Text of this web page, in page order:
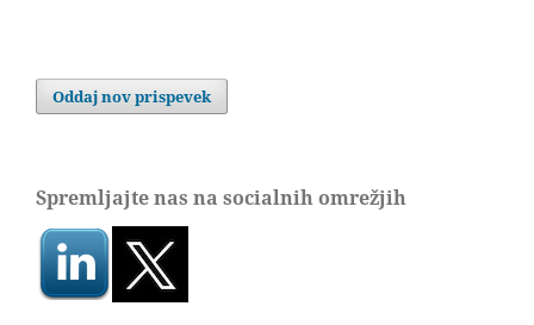
Oddaj nov prispevek
Spremljajte nas na socialnih omrežjih